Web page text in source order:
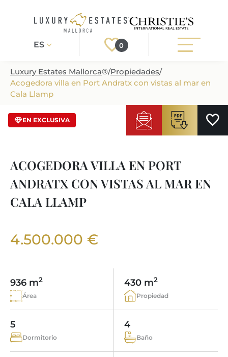
ES 0
Registrarse Iniciar sesión
PROPIEDADES
PROJECTOS DE CONSTRUCCION
VILLAS DE NUEVA CONSTRUCCION
PROPIEDADES DE LUJO
NUESTRO SERVICIO
BUSCADOR DE PROPIEDADES
CERTIFICADO ENERGETICO
FAQ
SOBRE NOSOTROS
INMOBILIARIA PORTALS NOUS MALLORCA
TESTIMONIOS
BLOG
AGENTE INMOBILIARIO INDEPENDIENTE
CONTACTO
REGIONES
REGION ANDRATX
REGIÓN PORTALS
SHOPPING EN MALLORCA
ACTIVIDADES DE OCI EN MALLORCA
COLEGIOS EN MALLORCA
LUXURY ESTATES & MALLORCA REVISTA
CONTACTO
Luxury Estates Mallorca®/Propiedades/
Acogedora villa en Port Andratx con vistas al mar en
Cala Llamp
EN EXCLUSIVA
/ LPA00711
ACOGEDORA VILLA EN PORT
ANDRATX CON VISTAS AL MAR EN
CALA LLAMP
4.500.000 €
936 m2
Área
430 m2
Propiedad
5
Dormitorio
4
Baño